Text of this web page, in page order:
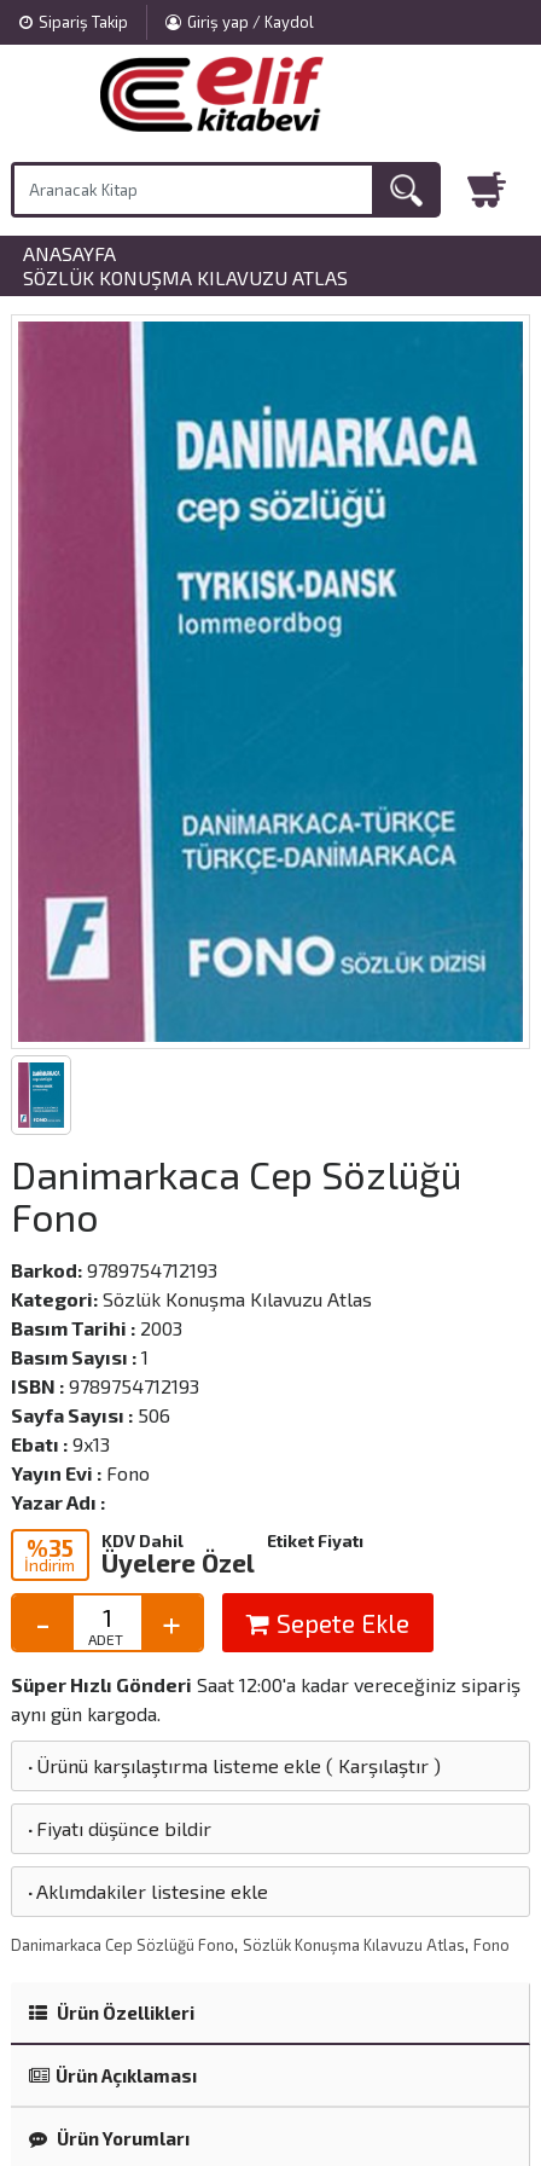
Sipariş Takip Giriş yap / Kaydol
ANASAYFA
SÖZLÜK KONUŞMA KILAVUZU ATLAS
Danimarkaca Cep Sözlüğü
Fono
Barkod:9789754712193
Kategori: Sözlük Konuşma Kılavuzu Atlas
Basım Tarihi :2003
Basım Sayısı :1
ISBN :9789754712193
Sayfa Sayısı :506
Ebatı :9x13
Yayın Evi :Fono
Yazar Adı :
%35
İndirim
KDV Dahil
Üyelere Özel
Etiket Fiyatı
Sepete Ekle
Süper Hızlı Gönderi Saat 12:00'a kadar vereceğiniz sipariş
aynı gün kargoda.
· Ürünü karşılaştırma listeme ekle ( Karşılaştır)
· Fiyatı düşünce bildir
·Aklımdakiler listesine ekle
Danimarkaca Cep Sözlüğü Fono, Sözlük Konuşma Kılavuzu Atlas, Fono
Ürün Özellikleri
Ürün Açıklaması
Ürün Yorumları